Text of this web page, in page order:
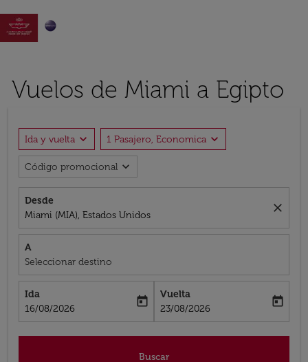

Vuelos de Miami a Egipto
Ida y vuelta expand_more 1 Pasajero, Economica expand_more
Código promocional expand_more
Desde
Miami (MIA), Estados Unidos
close
A
Seleccionar destino
Ida
fc-booking-departure-date-aria-label
16/08/2026
today
Vuelta
fc-booking-return-date-aria-label
23/08/2026
today
Buscar